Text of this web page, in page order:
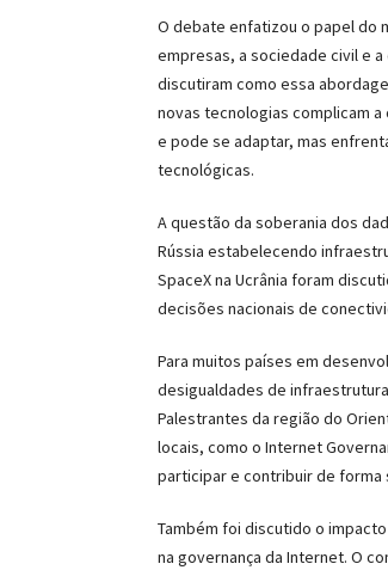
O debate enfatizou o papel do
empresas, a sociedade civil e
discutiram como essa
novas tecnologias complicam
e pode se adaptar, mas
tecnológicas.
A questão da soberania dos
Rússia estabelecendo
SpaceX na Ucrânia foram
decisões nacionais de
Para muitos países em
desigualdades de
Palestrantes da região do
locais, como o Internet
participar e contribuir de forma
Também foi discutido o
na governança da Internet. O